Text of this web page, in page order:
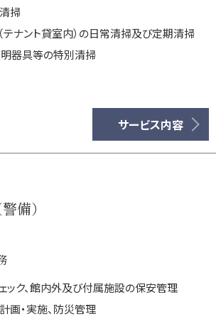
掃
テナント貸室内）の日常清掃及び定期清掃
明器具等の特別清掃
サービス内容
備）
ック、館内外及び付属施設の保安管理
画・実施、防災管理